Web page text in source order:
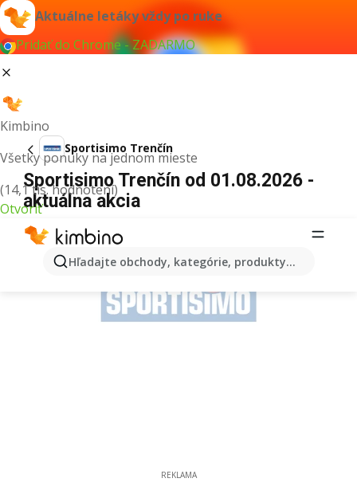
Aktuálne letáky vždy po ruke
Pridať do Chrome - ZADARMO
Kimbino
Všetky ponuky na jednom mieste
(14,1 tis. hodnotení)
Otvoriť
Hľadajte obchody, kategórie, produkty...
Sportisimo Trenčín
Sportisimo Trenčín od 01.08.2026 -
aktuálna akcia
REKLAMA